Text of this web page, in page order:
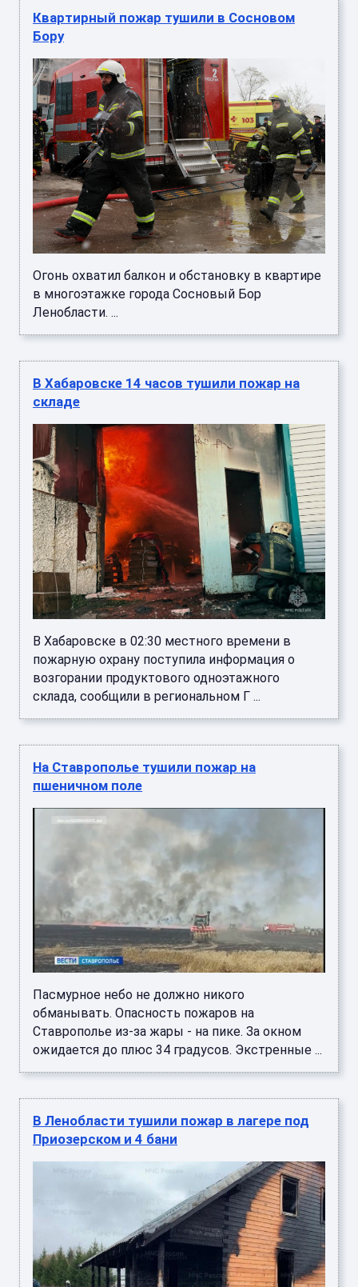
Квартирный пожар тушили в Сосновом
Бору
Огонь охватил балкон и обстановку в квартире
в многоэтажке города Сосновый Бор
Ленобласти. ...
В Хабаровске 14 часов тушили пожар на
складе
В Хабаровске в 02:30 местного времени в
пожарную охрану поступила информация о
возгорании продуктового одноэтажного
склада, сообщили в региональном Г ...
На Ставрополье тушили пожар на
пшеничном поле
Пасмурное небо не должно никого
обманывать. Опасность пожаров на
Ставрополье из-за жары - на пике. За окном
ожидается до плюс 34 градусов. Экстренные ...
В Ленобласти тушили пожар в лагере под
Приозерском и 4 бани